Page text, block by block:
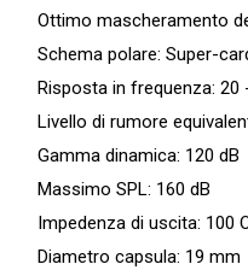
Ottimo mascheramento
Schema polare: Super-
Risposta in frequenza: 20
Livello di rumore
Gamma dinamica: 120 dB
Massimo SPL: 160 dB
Impedenza di uscita: 100
Diametro capsula: 19 mm